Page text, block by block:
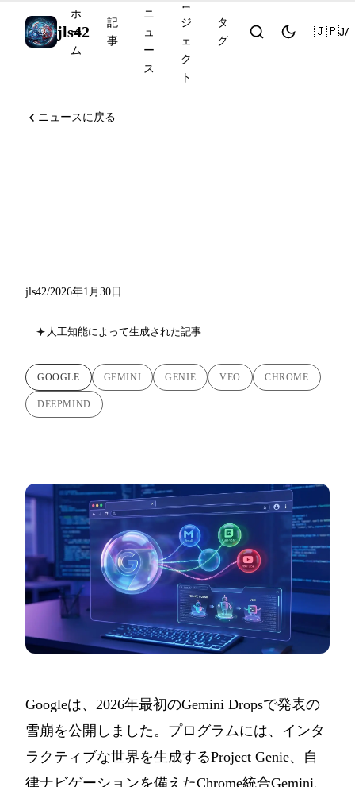
jls42
ホ
ー
ム
記
事
ニ
ュ
ー
ス
ロ
ジ
ェ
ク
ト
タ
グ
🇯🇵JA
ニュースに戻る
jls42/2026年1月30日
人工知能によって生成された記事
GOOGLE GEMINI GENIE VEO CHROME
DEEPMIND
Googleは、2026年最初のGemini Dropsで発表の
雪崩を公開しました。プログラムには、インタ
ラクティブな世界を生成するProject Genie、自
律ナビゲーションを備えたChrome統合Gemini、